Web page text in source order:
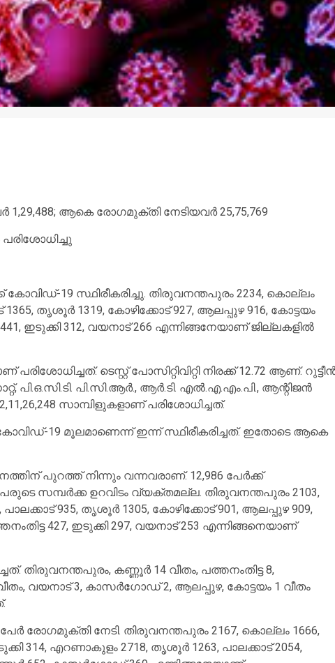
1,29,488; ആകെ രോഗമുക്തി നേടിയവര്‍ 25,75,769
പരിശോധിച്ചു
കോവിഡ്-19 സ്ഥിരീകരിച്ചു. തിരുവനന്തപുരം 2234, കൊല്ലം
1365, തൃശൂര്‍ 1319, കോഴിക്കോട് 927, ആലപ്പുഴ 916, കോട്ടയം
ഇടുക്കി 312, വയനാട് 266 എന്നിങ്ങനേയാണ് ജില്ലകളില്‍
ടെസ്റ്റ് പോസിറ്റിവിറ്റി നിരക്ക് 12.72 ആണ്.
പി.ഒ.സി.ടി. പി.സി.ആര്‍., ആര്‍.ടി. എല്‍.എ.എം.പി., ആന്റിജന്‍
സാമ്പിളുകളാണ് പരിശോധിച്ചത്.
19 മൂലമാണെന്ന് ഇന്ന് സ്ഥിരീകരിച്ചത്. ഇതോടെ ആകെ
പുറത്ത് നിന്നും വന്നവരാണ്. 12,986 പേര്‍ക്ക്
സമ്പര്‍ക്ക ഉറവിടം വ്യക്തമല്ല. തിരുവനന്തപുരം 2103,
935, തൃശൂര്‍ 1305, കോഴിക്കോട് 901, ആലപ്പുഴ 909,
427, ഇടുക്കി 297, വയനാട് 253 എന്നിങ്ങനെയാണ്
കണ്ണൂര്‍ 14 വീതം, പത്തനംതിട്ട 8,
വയനാട് 3, കാസര്‍ഗോഡ് 2, ആലപ്പുഴ, കോട്ടയം 1 വീതം
പേര്‍ രോഗമുക്തി നേടി. തിരുവനന്തപുരം 2167, കൊല്ലം 1666,
314, എറണാകുളം 2718, തൃശൂര്‍ 1263, പാലക്കാട് 2054,